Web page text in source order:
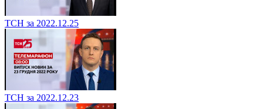
ТСН за 2022.12.25
ТСН за 2022.12.23